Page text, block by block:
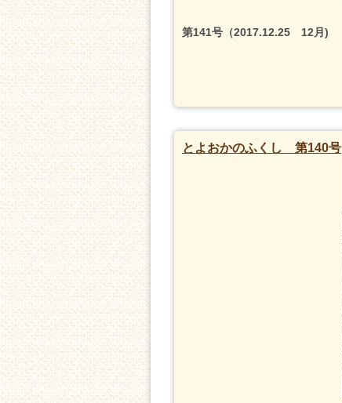
第141号（2017.12.25 12月)
とよおかのふくし 第140号